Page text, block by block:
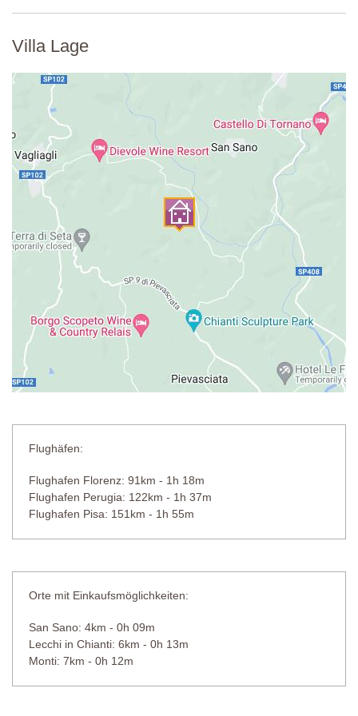
Villa Lage
Flughäfen:
Flughafen Florenz: 91km - 1h 18m
Flughafen Perugia: 122km - 1h 37m
Flughafen Pisa: 151km - 1h 55m
Orte mit Einkaufsmöglichkeiten:
San Sano: 4km - 0h 09m
Lecchi in Chianti: 6km - 0h 13m
Monti: 7km - 0h 12m